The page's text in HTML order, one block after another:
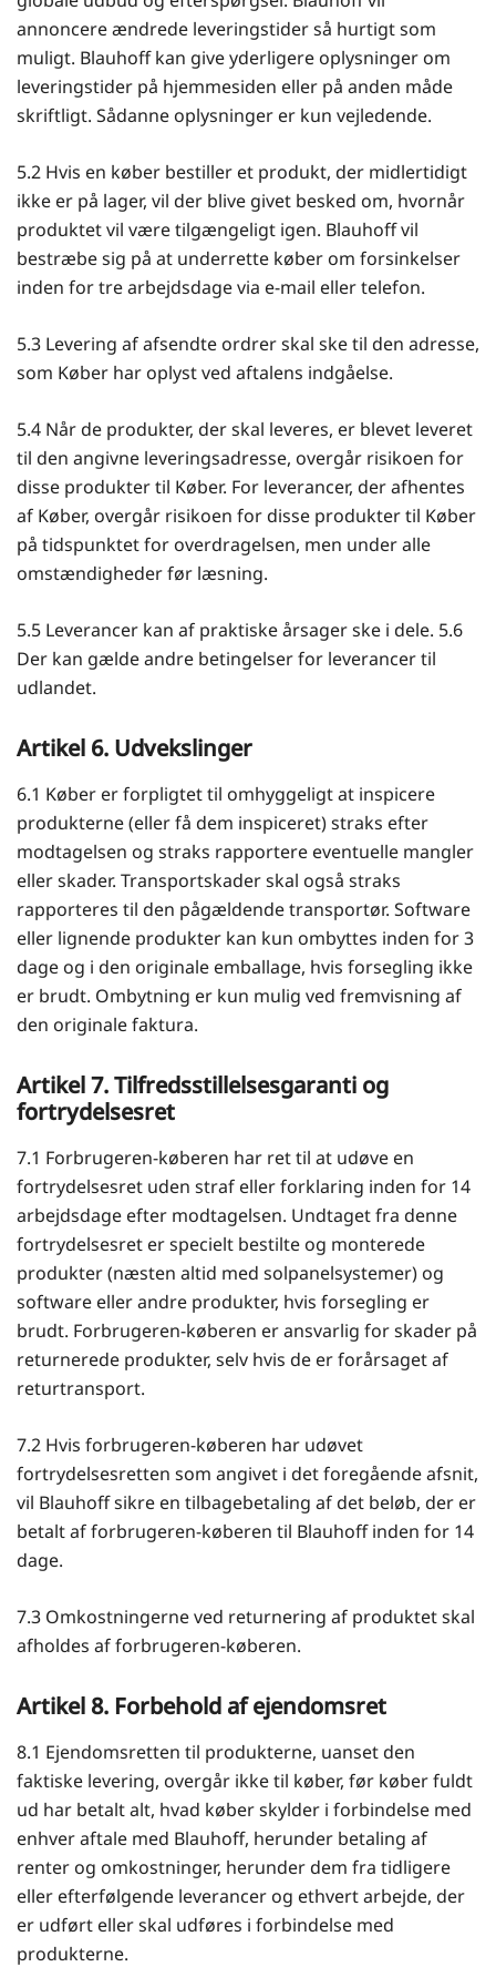
annoncere ændrede leveringstider så hurtigt som
muligt. Blauhoff kan give yderligere oplysninger om
leveringstider på hjemmesiden eller på anden måde
skriftligt. Sådanne oplysninger er kun vejledende.
5.2 Hvis en køber bestiller et produkt, der midlertidigt
ikke er på lager, vil der blive givet besked om, hvornår
produktet vil være tilgængeligt igen. Blauhoff vil
bestræbe sig på at underrette køber om forsinkelser
inden for tre arbejdsdage via e-mail eller telefon.
5.3 Levering af afsendte ordrer skal ske til den adresse,
som Køber har oplyst ved aftalens indgåelse.
5.4 Når de produkter, der skal leveres, er blevet leveret
til den angivne leveringsadresse, overgår risikoen for
disse produkter til Køber. For leverancer, der afhentes
af Køber, overgår risikoen for disse produkter til Køber
på tidspunktet for overdragelsen, men under alle
omstændigheder før læsning.
5.5 Leverancer kan af praktiske årsager ske i dele. 5.6
Der kan gælde andre betingelser for leverancer til
udlandet.
Artikel 6. Udvekslinger
6.1 Køber er forpligtet til omhyggeligt at inspicere
produkterne (eller få dem inspiceret) straks efter
modtagelsen og straks rapportere eventuelle mangler
eller skader. Transportskader skal også straks
rapporteres til den pågældende transportør. Software
eller lignende produkter kan kun ombyttes inden for 3
dage og i den originale emballage, hvis forsegling ikke
er brudt. Ombytning er kun mulig ved fremvisning af
den originale faktura.
Artikel 7. Tilfredsstillelsesgaranti og
fortrydelsesret
7.1 Forbrugeren-køberen har ret til at udøve en
fortrydelsesret uden straf eller forklaring inden for 14
arbejdsdage efter modtagelsen. Undtaget fra denne
fortrydelsesret er specielt bestilte og monterede
produkter (næsten altid med solpanelsystemer) og
software eller andre produkter, hvis forsegling er
brudt. Forbrugeren-køberen er ansvarlig for skader på
returnerede produkter, selv hvis de er forårsaget af
returtransport.
7.2 Hvis forbrugeren-køberen har udøvet
fortrydelsesretten som angivet i det foregående afsnit,
vil Blauhoff sikre en tilbagebetaling af det beløb, der er
betalt af forbrugeren-køberen til Blauhoff inden for 14
dage.
7.3 Omkostningerne ved returnering af produktet skal
afholdes af forbrugeren-køberen.
Artikel 8. Forbehold af ejendomsret
8.1 Ejendomsretten til produkterne, uanset den
faktiske levering, overgår ikke til køber, før køber fuldt
ud har betalt alt, hvad køber skylder i forbindelse med
enhver aftale med Blauhoff, herunder betaling af
renter og omkostninger, herunder dem fra tidligere
eller efterfølgende leverancer og ethvert arbejde, der
er udført eller skal udføres i forbindelse med
produkterne.